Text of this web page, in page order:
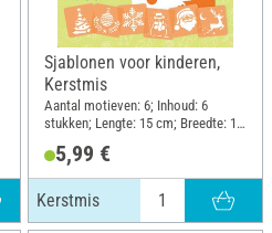
Sjablonen voor kinderen,
Kerstmis
Aantal motieven: 6; Inhoud: 6
stukken; Lengte: 15 cm; Breedte: 15
5,99 €
Kerstmis